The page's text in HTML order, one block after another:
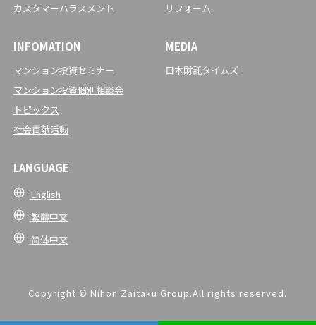
カスタマーハラスメント
リフォーム
INFOMATION
マンション投資セミナー
マンション投資個別相談会
トピックス
社会貢献活動
MEDIA
日本財託タイムズ
LANGUAGE
English
繁體中文
简体中文
Copyright © Nihon Zaitaku Group.All rights reserved.